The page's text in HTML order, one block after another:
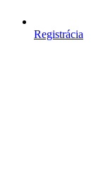
Registrácia